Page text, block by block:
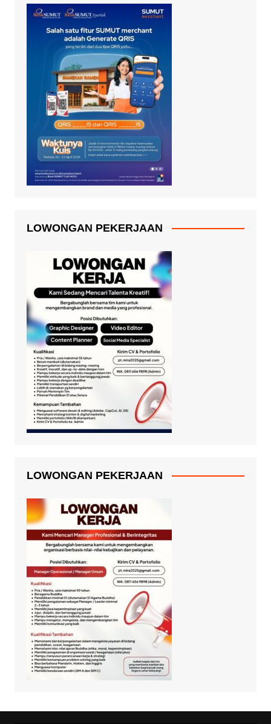
LOWONGAN PEKERJAAN
LOWONGAN PEKERJAAN